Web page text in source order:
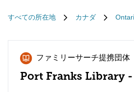
すべての所在地 カナダ
ファミリーサーチ提携団体
Port Franks Library